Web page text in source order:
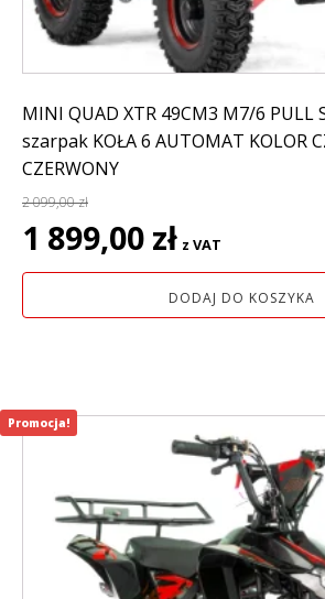
MINI QUAD XTR 49CM3 M7/6 PULL
szarpak KOŁA 6 AUTOMAT KOLOR
CZERWONY
2 099,00zł
Pierwotna
cena
wynosiła:
1 899,00 zł cena
wynosi:
1
z VAT
DODAJ DO KOSZYKA
Promocja!